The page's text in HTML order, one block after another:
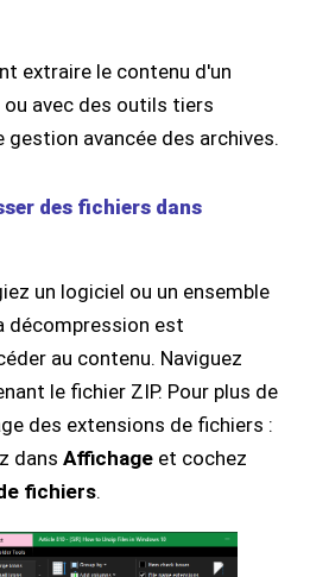
extraire le contenu d'un
avec des outils tiers
gestion avancée des archives.
des fichiers dans
un logiciel ou un ensemble
décompression est
au contenu. Naviguez
le fichier ZIP. Pour plus de
des extensions de fichiers :
dans Affichage et cochez
fichiers.